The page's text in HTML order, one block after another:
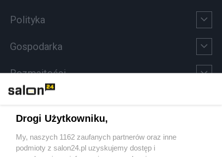
Polityka
Gospodarka
Rozmaitości
Sport
Społeczeństwo
Drogi Użytkowniku,
My, naszych 1162 zaufanych partnerów oraz inne
podmioty z salon24.pl uzyskujemy dostęp i